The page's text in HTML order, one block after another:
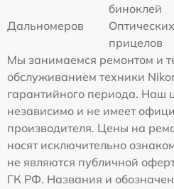
биноклей
Дальномеров
Оптических
прицелов
Мы занимаемся ремонтом и
обслуживанием техники
гарантийного периода. Наш
независимо и не имеет
производителя. Цены на
носят исключительно
не являются публичной
ГК РФ. Названия и